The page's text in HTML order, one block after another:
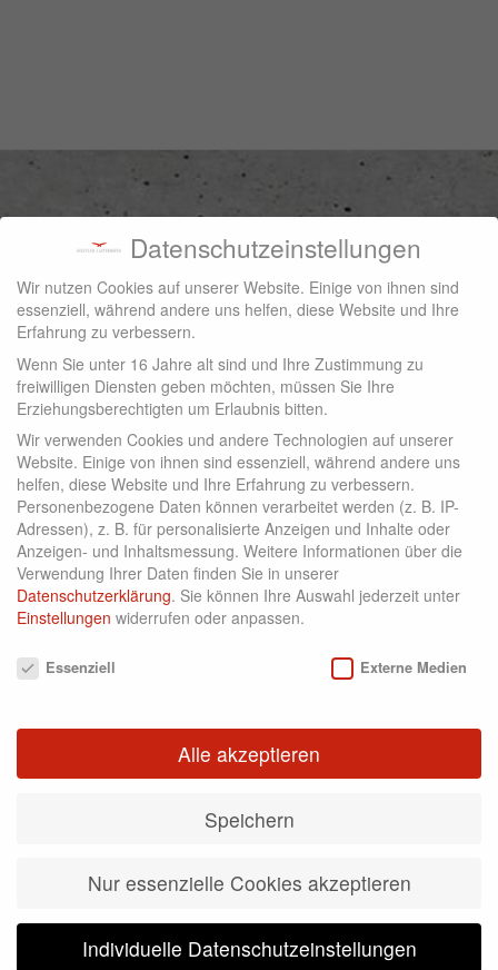
KONTAKT
Golfclub Lauterhofen e.V.
Ruppertslohe 18
92283 Lauterhofen
Telefon +49 9186 / 1574
Telefax +49 9186 / 1527
LAUTERHOFEN
Datenschutzeinstellungen
Wir nutzen Cookies auf unserer Website. Einige von ihnen sind
essenziell, während andere uns helfen, diese Website und Ihre
Erfahrung zu verbessern.
Wenn Sie unter 16 Jahre alt sind und Ihre Zustimmung zu
freiwilligen Diensten geben möchten, müssen Sie Ihre
Erziehungsberechtigten um Erlaubnis bitten.
Wir verwenden Cookies und andere Technologien auf unserer
Website. Einige von ihnen sind essenziell, während andere uns
helfen, diese Website und Ihre Erfahrung zu verbessern.
Personenbezogene Daten können verarbeitet werden (z. B. IP-
Adressen), z. B. für personalisierte Anzeigen und Inhalte oder
Anzeigen- und Inhaltsmessung. Weitere Informationen über die
Verwendung Ihrer Daten finden Sie in unserer
Datenschutzerklärung. Sie können Ihre Auswahl jederzeit unter
Einstellungen widerrufen oder anpassen.
Datenschutzeinstellungen
Essenziell Externe Medien
Alle akzeptieren
Speichern
Nur essenzielle Cookies akzeptieren
Individuelle Datenschutzeinstellungen